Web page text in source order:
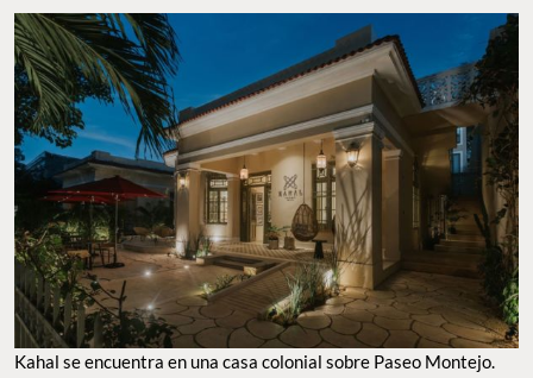
Kahal se encuentra en una casa colonial sobre Paseo Montejo.